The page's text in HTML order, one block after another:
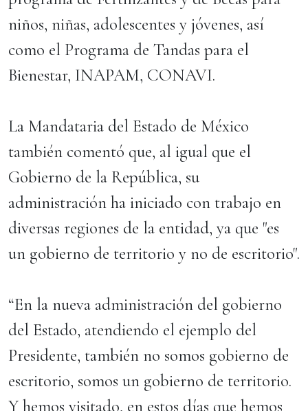
niños, niñas, adolescentes y jóvenes, así
como el Programa de Tandas para el
Bienestar, INAPAM, CONAVI.
La Mandataria del Estado de México
también comentó que, al igual que el
Gobierno de la República, su
administración ha iniciado con trabajo en
diversas regiones de la entidad, ya que "es
un gobierno de territorio y no de escritorio".
“En la nueva administración del gobierno
del Estado, atendiendo el ejemplo del
Presidente, también no somos gobierno de
escritorio, somos un gobierno de territorio.
Y hemos visitado, en estos días que hemos